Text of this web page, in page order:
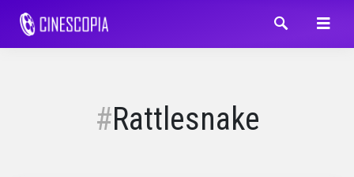
Rattlesnake